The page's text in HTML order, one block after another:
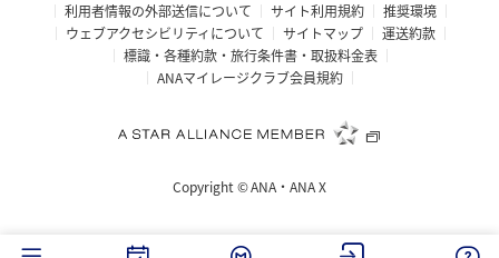
利用者情報の外部送信について
サイト利用規約
推奨環境
ウェブアクセシビリティについて
サイトマップ
運送約款
標識・各種約款・旅行条件書・取扱料金表
ANAマイレージクラブ会員規約
Copyright ©ANA・ANA X